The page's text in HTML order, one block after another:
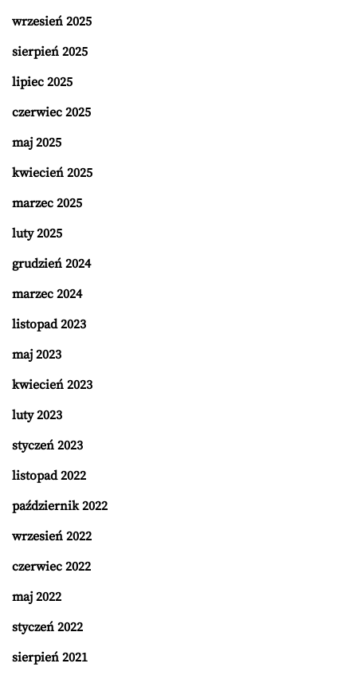
wrzesień 2025
sierpień 2025
lipiec 2025
czerwiec 2025
maj 2025
kwiecień 2025
marzec 2025
luty 2025
grudzień 2024
marzec 2024
listopad 2023
maj 2023
kwiecień 2023
luty 2023
styczeń 2023
listopad 2022
październik 2022
wrzesień 2022
czerwiec 2022
maj 2022
styczeń 2022
sierpień 2021